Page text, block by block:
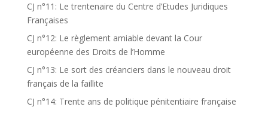
CJ n°11: Le trentenaire du Centre d’Etudes Juridiques
Françaises
CJ n°12: Le règlement amiable devant la Cour
européenne des Droits de l’Homme
CJ n°13: Le sort des créanciers dans le nouveau droit
français de la faillite
CJ n°14: Trente ans de politique pénitentiaire française